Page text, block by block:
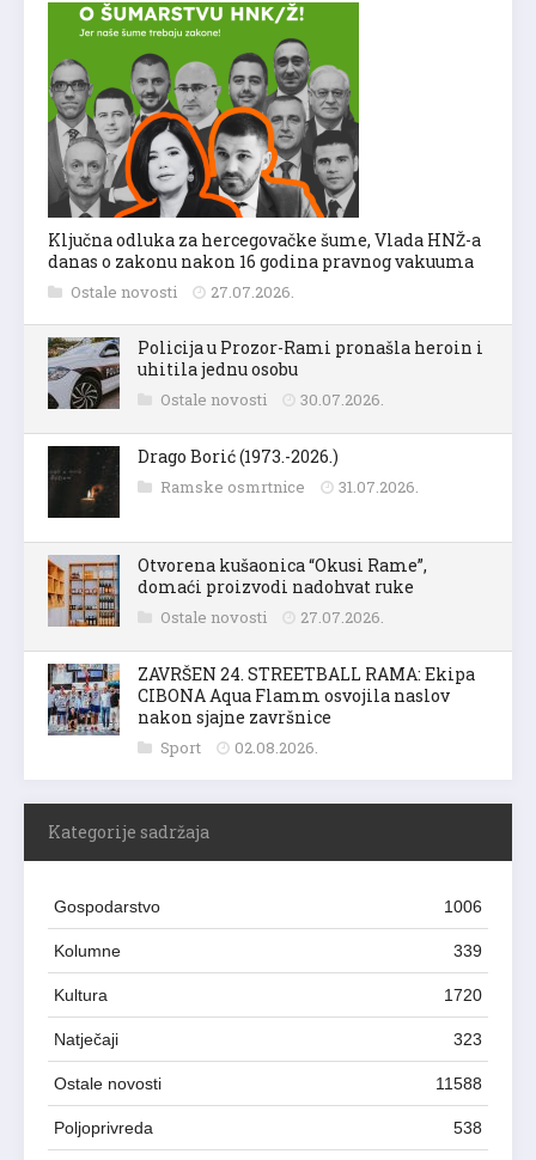
Ključna odluka za hercegovačke šume, Vlada HNŽ-a
danas o zakonu nakon 16 godina pravnog vakuuma
Ostale novosti 27.07.2026.
Policija u Prozor-Rami pronašla heroin i
uhitila jednu osobu
Ostale novosti 30.07.2026.
Drago Borić (1973.-2026.)
Ramske osmrtnice 31.07.2026.
Otvorena kušaonica “Okusi Rame”,
domaći proizvodi nadohvat ruke
Ostale novosti 27.07.2026.
ZAVRŠEN 24. STREETBALL RAMA: Ekipa
CIBONA Aqua Flamm osvojila naslov
nakon sjajne završnice
Sport 02.08.2026.
Kategorije sadržaja
Gospodarstvo 1006
Kolumne 339
Kultura 1720
Natječaji 323
Ostale novosti 11588
Poljoprivreda 538